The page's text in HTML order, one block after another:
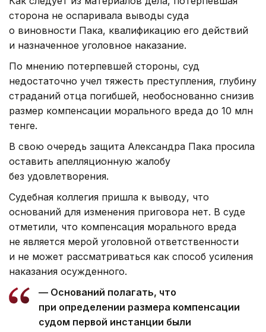
сторона не оспаривала выводы суда
о виновности Пака, квалификацию его действий
и назначенное уголовное наказание.
По мнению потерпевшей стороны, суд
недостаточно учел тяжесть преступления, глубину
страданий отца погибшей, необоснованно снизив
размер компенсации морального вреда до 10 млн
тенге.
В свою очередь защита Александра Пака просила
оставить апелляционную жалобу
без удовлетворения.
Судебная коллегия пришла к выводу, что
оснований для изменения приговора нет. В суде
отметили, что компенсация морального вреда
не является мерой уголовной ответственности
и не может рассматриваться как способ усиления
наказания осужденного.
— Оснований полагать, что
при определении размера компенсации
судом первой инстанции были